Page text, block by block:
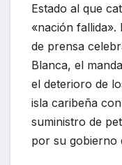
Estado al que
«nación
de prensa
Blanca, el
el deterioro de
isla caribeña
suministro de
por su gobierno